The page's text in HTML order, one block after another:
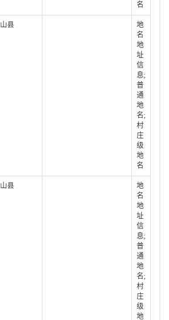
名
县
地
名
地
址
信
息;
普
通
地
名;
村
庄
级
地
名
县
地
名
地
址
信
息;
普
通
地
名;
村
庄
级
地